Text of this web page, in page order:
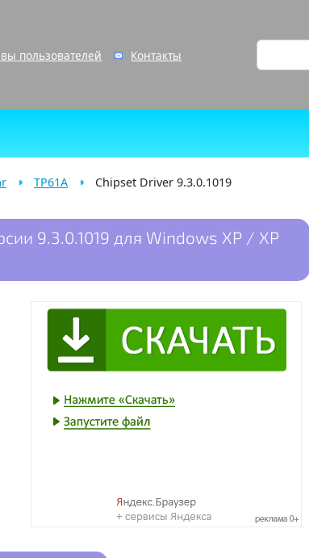
пользователей Контакты
TP61A Chipset Driver 9.3.0.1019
9.3.0.1019 для Windows XP / XP